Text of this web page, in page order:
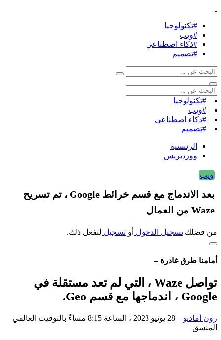
#تكنولوجيا
#ويب
#ذكاء اصطناعي
#تصميم
#تكنولوجيا
#ويب
#ذكاء اصطناعي
#تصميم
الرئيسية
ووردبريس
ويب
بعد الاندماج مع قسم خرائط Google ، تم تسريح
Waze من العمال
من فضلك تسجيل الدخول أو تسجيل لتفعل ذلك.
أمامنا طرق غادرة –
تواصل Waze ، التي لم تعد مستقلة في
Google ، اندماجها مع قسم Geo.
رون أماديو –
28 يونيو 2023 ، الساعة 8:15 مساءً بالتوقيت العالمي
المنسق